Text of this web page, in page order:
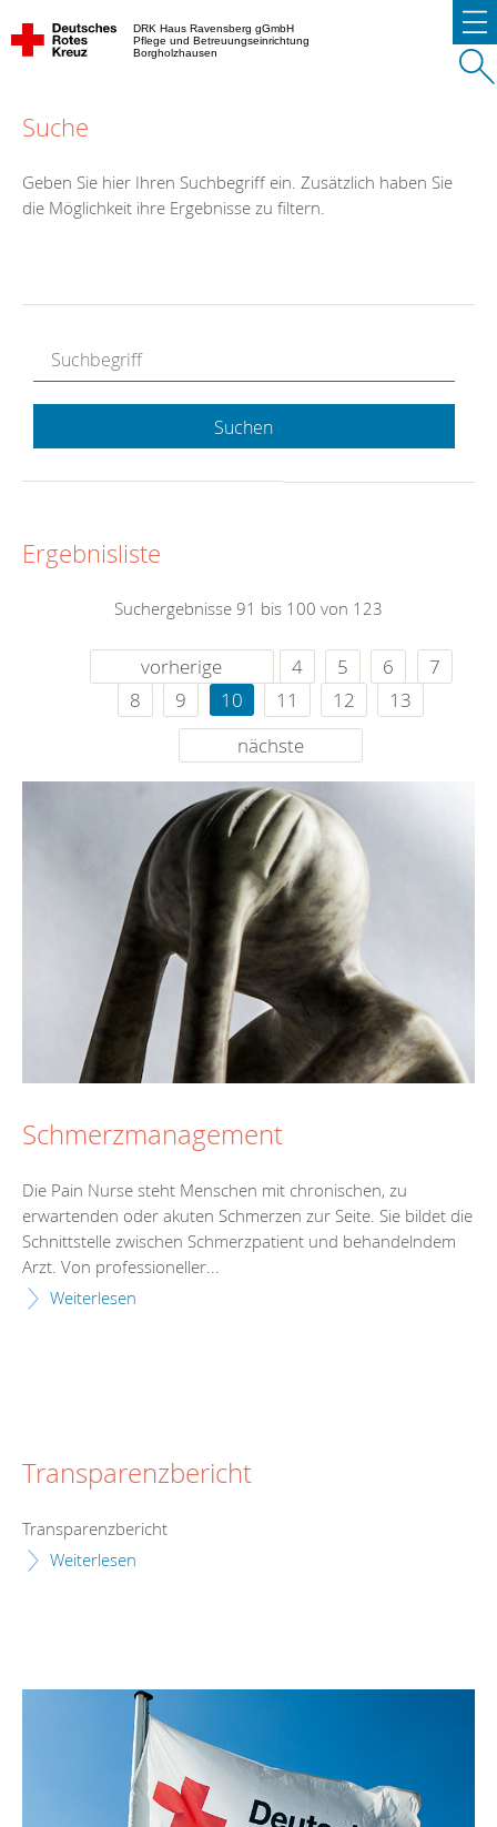
DRK Haus Ravensberg gGmbH
Pflege und Betreuungseinrichtung
Borgholzhausen
Suche
Geben Sie hier Ihren Suchbegriff ein. Zusätzlich haben Sie
die Möglichkeit ihre Ergebnisse zu filtern.
Suchen
Ergebnisliste
Suchergebnisse 91 bis 100 von 123
vorherige 4 5 6
7
8
9 10 11 12
13
nächste
Schmerzmanagement
Die Pain Nurse steht Menschen mit chronischen, zu
erwartenden oder akuten Schmerzen zur Seite. Sie bildet die
Schnittstelle zwischen Schmerzpatient und behandelndem
Arzt. Von professioneller...
Weiterlesen
Transparenzbericht
Transparenzbericht
Weiterlesen